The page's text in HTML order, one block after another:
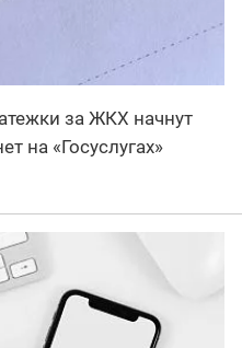
за ЖКХ начнут
на «Госуслугах»